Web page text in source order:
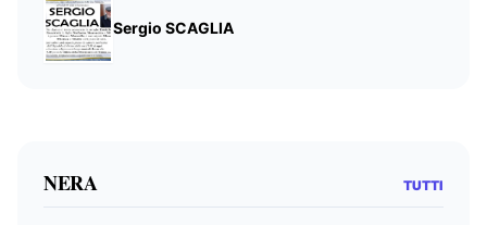
Sergio SCAGLIA
NERA TUTTI